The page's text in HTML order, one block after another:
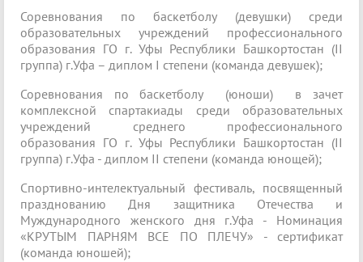
Соревнования по баскетболу (девушки) среди
образовательных учреждений профессионального
образования ГО г. Уфы Республики Башкортостан (II
группа) г.Уфа – диплом I степени (команда девушек);
Соревнования по баскетболу (юноши) в зачет
комплексной спартакиады среди образовательных
учреждений среднего профессионального
образования ГО г. Уфы Республики Башкортостан (II
группа) г.Уфа - диплом II степени (команда юнощей);
Спортивно-интелектуальный фестиваль, посвященный
празднованию Дня защитника Отечества и
Муждународного женского дня г.Уфа - Номинация
«КРУТЫМ ПАРНЯМ ВСЕ ПО ПЛЕЧУ» - сертификат
(команда юношей);